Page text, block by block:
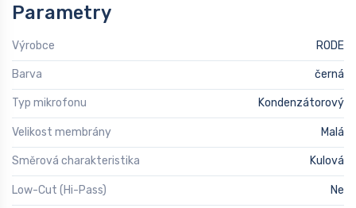
Parametry
Výrobce RODE
Barva černá
Typ mikrofonu Kondenzátorový
Velikost membrány Malá
Směrová charakteristika Kulová
Low-Cut (Hi-Pass) Ne